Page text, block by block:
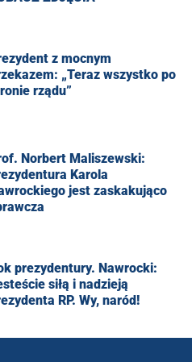
z mocnym
„Teraz wszystko po
rządu”
Norbert Maliszewski:
Karola
jest zaskakująco
prezydentury. Nawrocki:
siłą i nadzieją
RP. Wy, naród!